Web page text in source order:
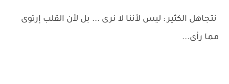
نتجاهل الكثير : ليس لأننا لا نرى ... بل لأن القلب إرتوى
مما رأى...